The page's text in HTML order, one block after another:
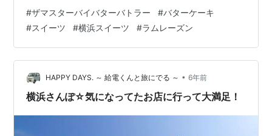
食べたいなと思っていたのですが、その頃、私はダイエ
ット中だったので、分厚いバタークリームはダイエット
の妨げになると控えたそうです。ストイックです。。。
私、ダイエットなんていいのに。。。 その時だけ、ダイ
エットお休みするのに。というのは心の声にとどめ、早
速お菓子の紹介とまいります。 世界中から選…
#ザマスターバイバターバトラー #バターケーキ
#スイーツ #横浜スイーツ #ラムレーズン
HAPPY DAYS. ～ 給電くんと旅にでる ～ • 6年前
横浜さんぽ☆気になってたお店に行って大満足！